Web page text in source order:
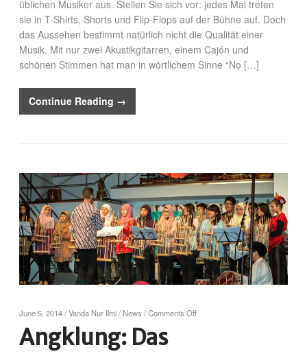
üblichen Musiker aus. Stellen Sie sich vor: jedes Mal treten
sie in T-Shirts, Shorts und Flip-Flops auf der Bühne auf. Doch
das Aussehen bestimmt natürlich nicht die Qualität einer
Musik. Mit nur zwei Akustikgitarren, einem Cajón und
schönen Stimmen hat man in wörtlichem Sinne “No […]
Continue Reading →
June 5, 2014/Vanda Nur Ilmi/ News /Comments Off
Angklung: Das